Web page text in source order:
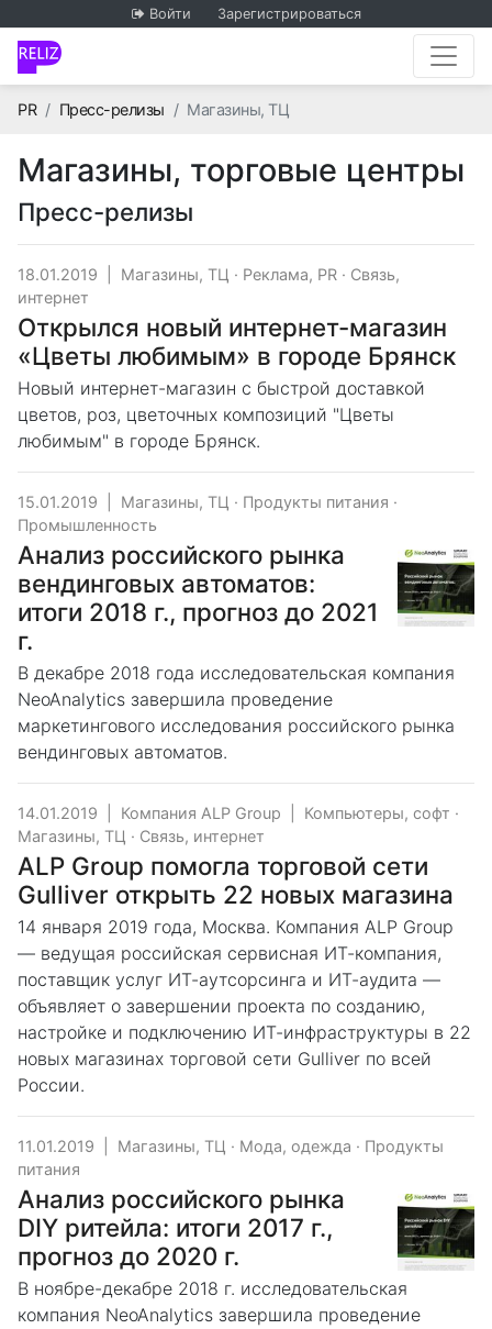
Войти Зарегистрироваться
PRГлавная
Пресс-релизы Магазины, ТЦ
Магазины, торговые центры
Пресс-релизы
18.01.2019 Магазины, ТЦ · Реклама, PR · Связь,
интернет
Открылся новый интернет-магазин
«Цветы любимым» в городе Брянск
Новый интернет-магазин с быстрой доставкой
цветов, роз, цветочных композиций "Цветы
любимым" в городе Брянск.
15.01.2019 Магазины, ТЦ · Продукты питания ·
Промышленность
Анализ российского рынка
вендинговых автоматов:
итоги 2018 г., прогноз до 2021
г.
В декабре 2018 года исследовательская компания
NeoAnalytics завершила проведение
маркетингового исследования российского рынка
вендинговых автоматов.
14.01.2019 Компания ALP Group Компьютеры, софт ·
Магазины, ТЦ · Связь, интернет
ALP Group помогла торговой сети
Gulliver открыть 22 новых магазина
14 января 2019 года, Москва. Компания ALP Group
— ведущая российская сервисная ИТ-компания,
поставщик услуг ИТ-аутсорсинга и ИТ-аудита —
объявляет о завершении проекта по созданию,
настройке и подключению ИТ-инфраструктуры в 22
новых магазинах торговой сети Gulliver по всей
России.
11.01.2019 Магазины, ТЦ · Мода, одежда · Продукты
питания
Анализ российского рынка
DIY ритейла: итоги 2017 г.,
прогноз до 2020 г.
В ноябре-декабре 2018 г. исследовательская
компания NeoAnalytics завершила проведение